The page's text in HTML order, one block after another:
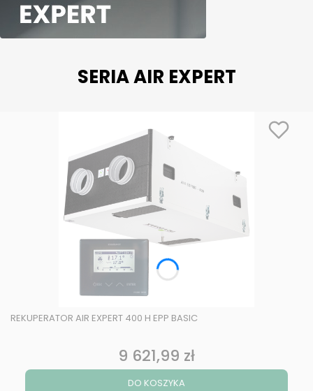
SERIA AIR EXPERT
REKUPERATOR AIR EXPERT 400 H EPP BASIC
Cena
9 621,99 zł
DO KOSZYKA